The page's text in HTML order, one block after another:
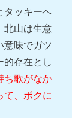
ッキーへ
山は生意
意味でガツ
的存在とし
ち歌がなか
て、ボクに